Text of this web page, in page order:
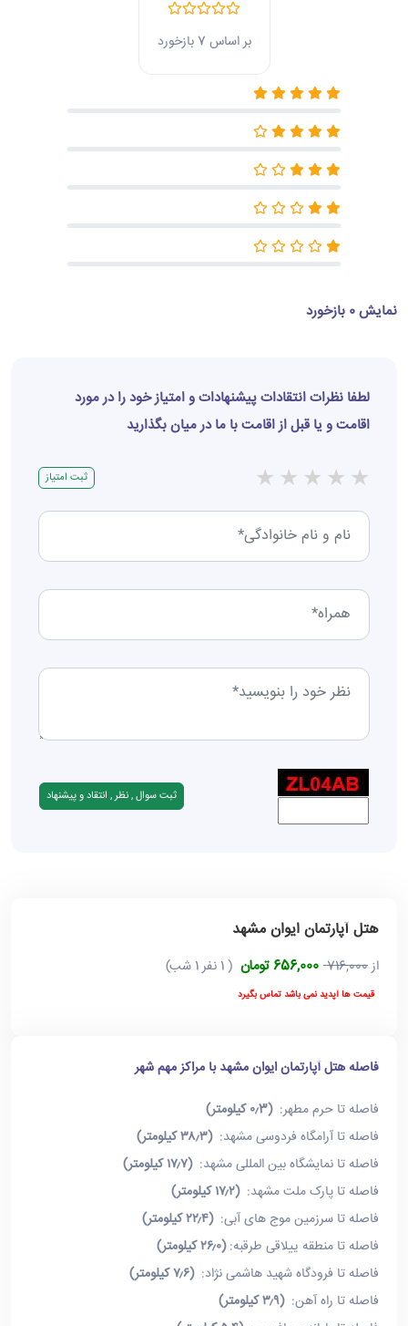
بر اساس 7 بازخورد
نمایش 0 بازخورد
لطفا نظرات انتقادات پیشنهادات و امتیاز خود را در مورد
اقامت و یا قبل از اقامت با ما در میان بگذارید
★
★
★
★
★ ثبت امتیاز
هتل آپارتمان ایوان مشهد
از716,000 656,000 تومان ( 1 نفر 1 شب)
قیمت ها آپدید نمی باشد تماس بگیرد
فاصله هتل آپارتمان ایوان مشهد با مراکز مهم شهر
فاصله تا حرم مطهر:(۰٫3 کیلومتر)
فاصله تا آرامگاه فردوسی مشهد:(۳۸٫۳ کیلومتر)
فاصله تا نمایشگاه بین المللی مشهد:(۱۷٫۷ کیلومتر)
فاصله تا پارک ملت مشهد:(۱۷٫۲ کیلومتر)
فاصله تا سرزمین موج های آبی:(۲۲٫۴ کیلومتر)
فاصله تا منطقه ییلاقی طرقبه:(۲۶٫۰ کیلومتر)
فاصله تا فرودگاه شهید هاشمی نژاد:(۷٫۶ کیلومتر)
فاصله تا راه آهن:(۳٫۹ کیلومتر)